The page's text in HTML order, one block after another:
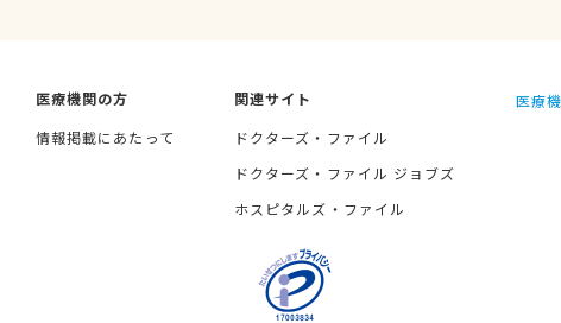
医療機関の方
情報掲載にあたって
関連サイト
ドクターズ・ファイル
ドクターズ・ファイル ジョブズ
ホスピタルズ・ファイル
医療